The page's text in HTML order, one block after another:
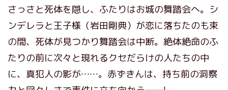
さっさと死体を隠し、ふたりはお城の舞踏会へ。シ
ンデレラと王子様（岩田剛典）が恋に落ちたのも束
の間、死体が見つかり舞踏会は中断。絶体絶命のふ
たりの前に次々と現れるクセだらけの人たちの中
に、真犯人の影が……。赤ずきんは、持ち前の洞察